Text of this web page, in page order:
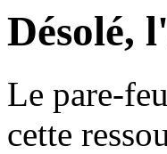
Désolé,
Le pare-
cette